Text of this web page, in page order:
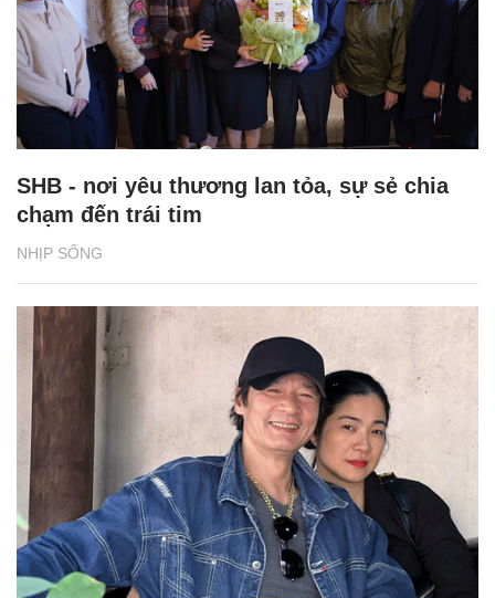
NHỊP SỐNG
SHB - nơi yêu thương lan tỏa, sự sẻ chia
chạm đến trái tim